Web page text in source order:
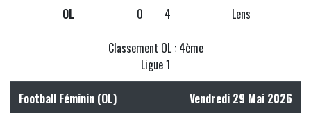
OL 0 4 Lens
Classement OL : 4ème
Ligue 1
Football Féminin (OL) Vendredi 29 Mai 2026